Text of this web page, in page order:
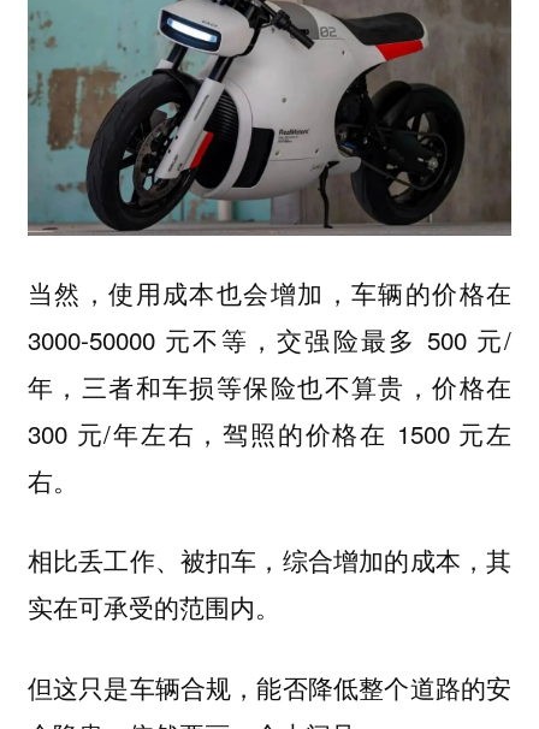
当然，使用成本也会增加，车辆的价格在
3000-50000 元不等，交强险最多 500 元/
年，三者和车损等保险也不算贵，价格在
300 元/年左右，驾照的价格在 1500 元左
右。
相比丢工作、被扣车，综合增加的成本，其
实在可承受的范围内。
但这只是车辆合规，能否降低整个道路的安